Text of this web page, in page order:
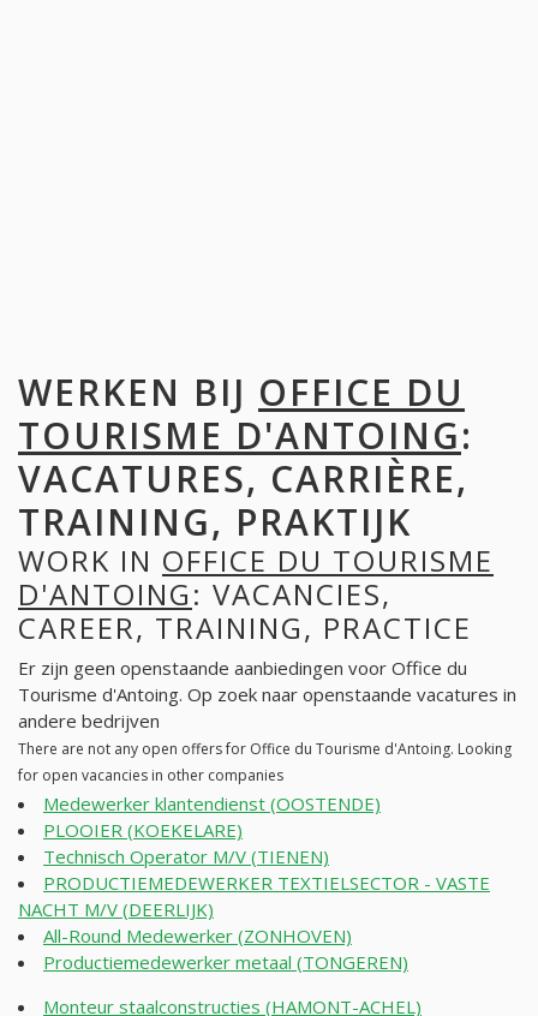
WERKEN BIJ OFFICE DU
TOURISME D'ANTOING:
VACATURES, CARRIÈRE,
TRAINING, PRAKTIJK
WORK IN OFFICE DU TOURISME
D'ANTOING: VACANCIES,
CAREER, TRAINING, PRACTICE
Er zijn geen openstaande aanbiedingen voor Office du
Tourisme d'Antoing. Op zoek naar openstaande vacatures in
andere bedrijven
There are not any open offers for Office du Tourisme d'Antoing. Looking
for open vacancies in other companies
Medewerker klantendienst (OOSTENDE)
PLOOIER (KOEKELARE)
Technisch Operator M/V (TIENEN)
PRODUCTIEMEDEWERKER TEXTIELSECTOR - VASTE
NACHT M/V (DEERLIJK)
All-Round Medewerker (ZONHOVEN)
Productiemedewerker metaal (TONGEREN)
Monteur staalconstructies (HAMONT-ACHEL)